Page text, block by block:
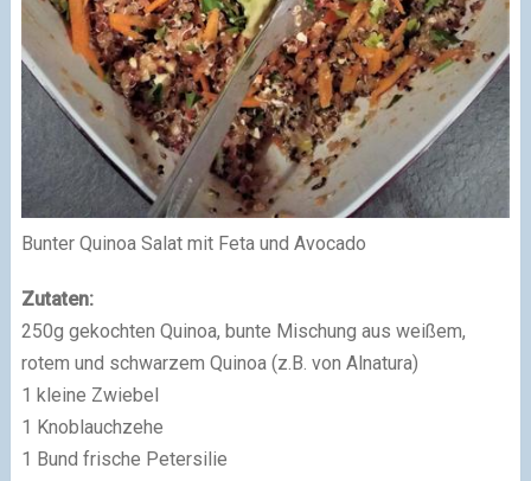
Bunter Quinoa Salat mit Feta und Avocado
Zutaten:
250g gekochten Quinoa, bunte Mischung aus weißem,
rotem und schwarzem Quinoa (z.B. von Alnatura)
1 kleine Zwiebel
1 Knoblauchzehe
1 Bund frische Petersilie